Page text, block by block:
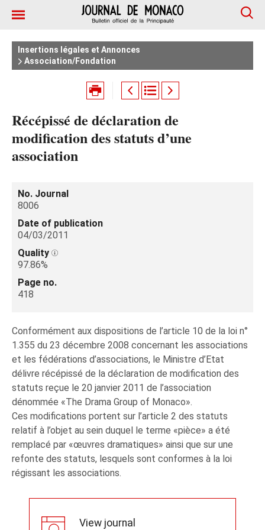
Insertions légales et Annonces
Association/Fondation
Récépissé de déclaration de
modification des statuts d’une
association
No. Journal
8006
Date of publication
04/03/2011
Quality
97.86%
Page no.
418
Conformément aux dispositions de l’article 10 de la loi n°
1.355 du 23 décembre 2008 concernant les associations
et les fédérations d’associations, le Ministre d’Etat
délivre récépissé de la déclaration de modification des
statuts reçue le 20 janvier 2011 de l’association
dénommée «The Drama Group of Monaco».
Ces modifications portent sur l’article 2 des statuts
relatif à l’objet au sein duquel le terme «pièce» a été
remplacé par «œuvres dramatiques» ainsi que sur une
refonte des statuts, lesquels sont conformes à la loi
régissant les associations.
View journal